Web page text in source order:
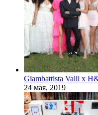
Giambattista Valli x
24 мая, 2019